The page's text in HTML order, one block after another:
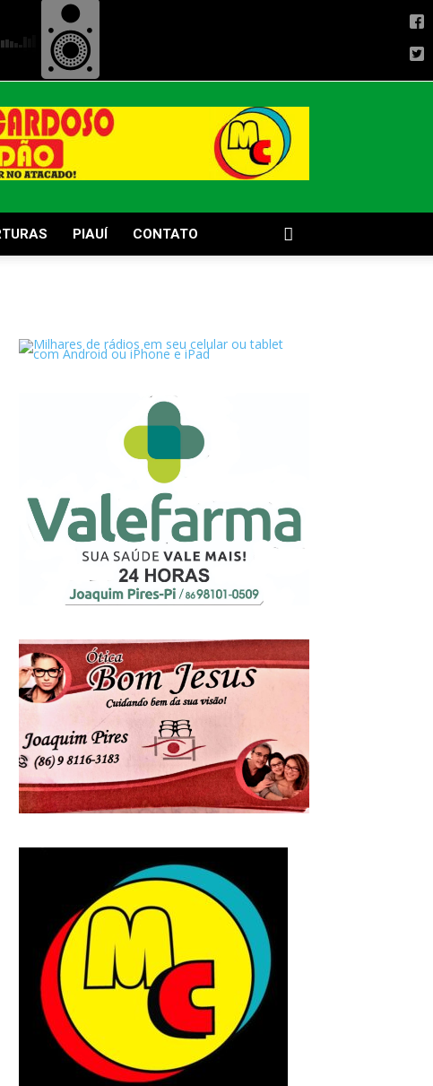
PIAUÍ CONTATO